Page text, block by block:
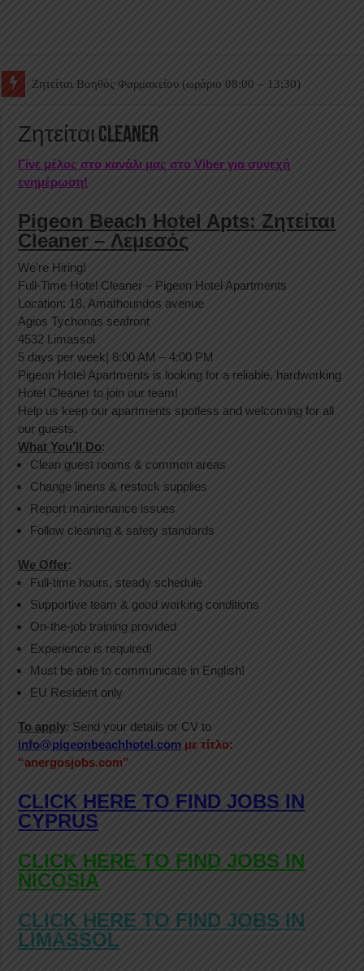
Ζητείται Βοηθός Θαλάμου
Ζητείται Cleaner
Γίνε μέλος στο κανάλι μας στο Viber για συνεχή
ενημέρωση!
Pigeon Beach Hotel Apts: Ζητείται
Cleaner – Λεμεσός
We’re Hiring!
Full-Time Hotel Cleaner – Pigeon Hotel Apartments
Location: 18, Amathoundos avenue
Agios Tychonas seafront
4532 Limassol
5 days per week| 8:00 AM – 4:00 PM
Pigeon Hotel Apartments is looking for a reliable, hardworking
Hotel Cleaner to join our team!
Help us keep our apartments spotless and welcoming for all
our guests.
What You’ll Do:
Clean guest rooms & common areas
Change linens & restock supplies
Report maintenance issues
Follow cleaning & safety standards
We Offer:
Full-time hours, steady schedule
Supportive team & good working conditions
On-the-job training provided
Experience is required!
Must be able to communicate in English!
EU Resident only
To apply: Send your details or CV to
info@pigeonbeachhotel.com με τίτλο:
“anergosjobs.com”
CLICK HERE TO FIND JOBS IN
CYPRUS
CLICK HERE TO FIND JOBS IN
NICOSIA
CLICK HERE TO FIND JOBS IN
LIMASSOL